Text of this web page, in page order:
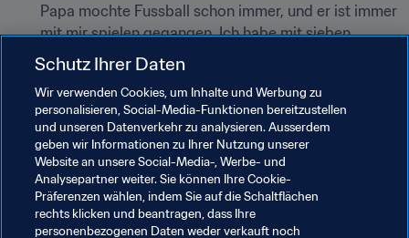
Papa mochte Fussball schon immer, und er ist immer
mit mir spielen gegangen. Ich habe mit sieben
Jahren angefangen, und meine Begeisterung für
Über sein Debüt bei Vasco da Gama: "Es hat mich
sehr glücklich gemacht, dass ich mit 16 mein Debüt
in der ersten Mannschaft meines Klubs geben
konnte. Nach zwei Wochen habe ich meine ersten
Tore erzielt. Damit ist für mich und meine Familie ein
Traum wahr geworden, aber ich will noch mehr."
Schutz Ihrer Daten
Wir verwenden Cookies, um Inhalte und Werbung zu
personalisieren, Social-Media-Funktionen bereitzustellen
und unseren Datenverkehr zu analysieren. Ausserdem
geben wir Informationen zu Ihrer Nutzung unserer
Website an unsere Social-Media-, Werbe- und
Analysepartner weiter. Sie können Ihre Cookie-
Präferenzen wählen, indem Sie auf die Schaltflächen
rechts klicken und beantragen, dass Ihre
personenbezogenen Daten weder verkauft noch